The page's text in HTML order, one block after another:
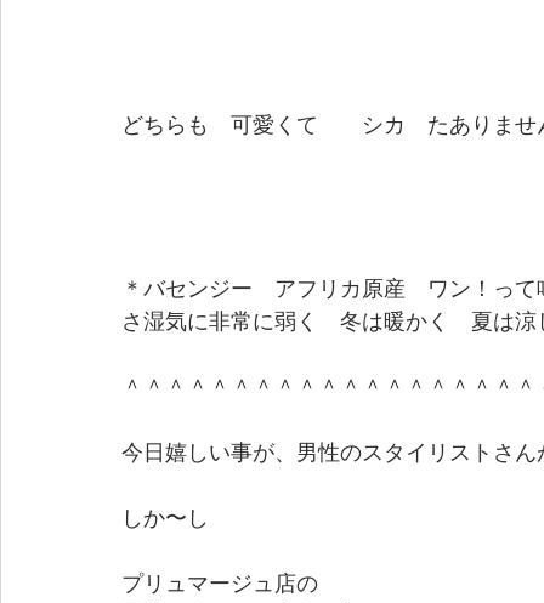
どちらも　可愛くて　　シカ　たありませ
＊バセンジー　アフリカ原産　ワン！っ
さ湿気に非常に弱く　冬は暖かく　夏は
＾＾＾＾＾＾＾＾＾＾＾＾＾＾＾＾＾＾
今日嬉しい事が、男性のスタイリストさ
しか〜し
プリュマージュ店の